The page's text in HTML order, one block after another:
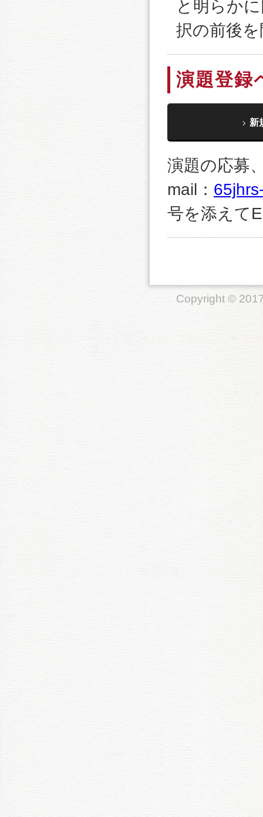
と明らか
択の前後
演題登録
新
演題の応募
mail：
号を添えて
Copyright ©